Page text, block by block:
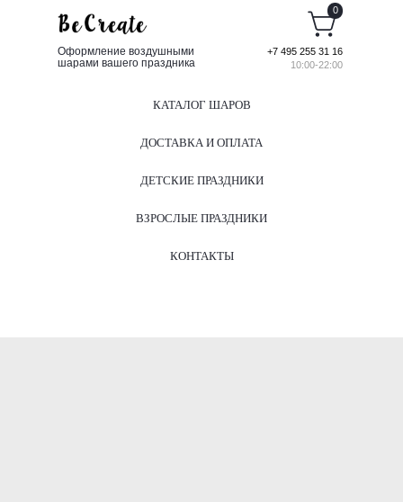
Оформление воздушными
шарами вашего праздника
+7 495 255 31 16
10:00-22:00
0
КАТАЛОГ ШАРОВ
ДОСТАВКА И ОПЛАТА
ДЕТСКИЕ ПРАЗДНИКИ
ВЗРОСЛЫЕ ПРАЗДНИКИ
КОНТАКТЫ